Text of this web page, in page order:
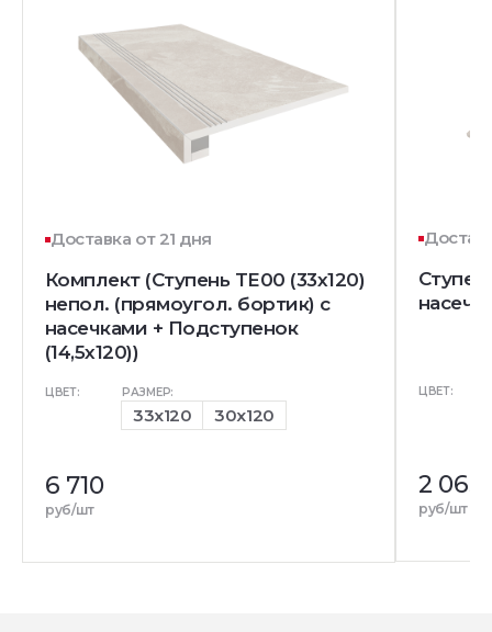
Доставка от 21 дня
Комплект (Ступень TE00 (33x120)
непол. (прямоугол. бортик) с
насечками + Подступенок
(14,5x120))
ЦВЕТ: РАЗМЕР:
33x120 30x120
6 710
руб/шт
ЦВЕТ:
2 065
руб/шт